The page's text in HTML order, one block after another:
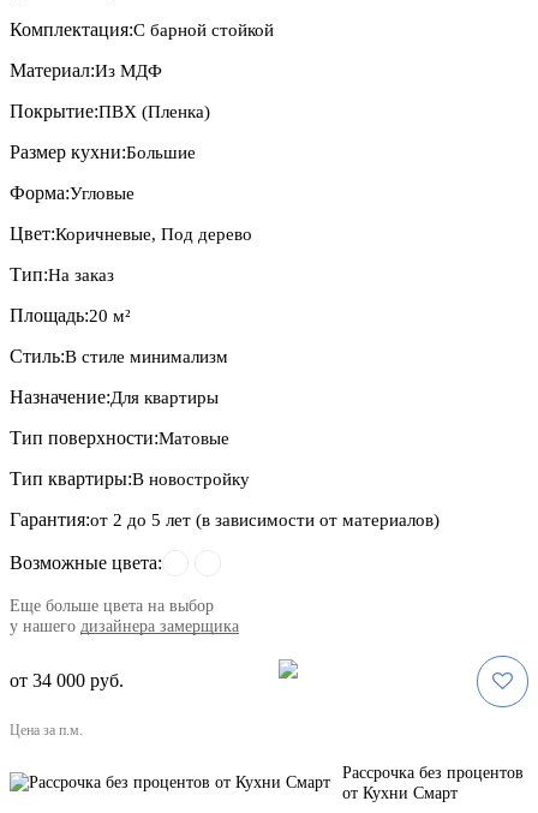
Комплектация:C барной стойкой
Материал:Из МДФ
Покрытие:ПВХ (Пленка)
Размер кухни:Большие
Форма:Угловые
Цвет:Коричневые, Под дерево
Тип:На заказ
Площадь:20 м²
Стиль:В стиле минимализм
Назначение:Для квартиры
Тип поверхности:Матовые
Тип квартиры:В новостройку
Гарантия:от 2 до 5 лет (в зависимости от материалов)
Возможные цвета:
Eще больше цвета на выбор
у нашего дизайнера замерщика
от 34 000 руб.
Цена за п.м.
Рассрочка без процентов
от Кухни Смарт